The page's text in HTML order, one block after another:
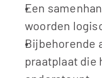
Een
woorden
Bijbehorende
praatplaat die